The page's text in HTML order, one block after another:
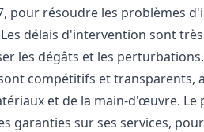
pour résoudre les problèmes
délais d'intervention sont
les dégâts et les
compétitifs et transparents,
et de la main-d'œuvre. Le
garanties sur ses services,